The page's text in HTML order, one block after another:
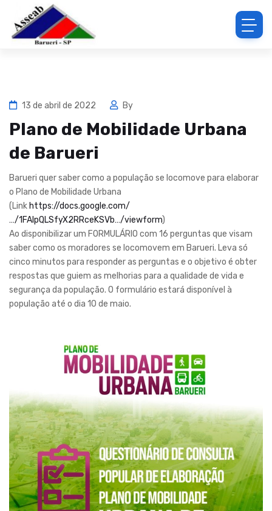
13 de abril de 2022 By
Plano de Mobilidade Urbana
de Barueri
Barueri quer saber como a população se locomove para elaborar
o Plano de Mobilidade Urbana
(Link https://docs.google.com/
…/1FAIpQLSfyX2RRceKSVb…/viewform)
Ao disponibilizar um FORMULÁRIO com 16 perguntas que visam
saber como os moradores se locomovem em Barueri. Leva só
cinco minutos para responder as perguntas e o objetivo é obter
respostas que guiem as melhorias para a qualidade de vida e
segurança da população. O formulário estará disponível à
população até o dia 10 de maio.